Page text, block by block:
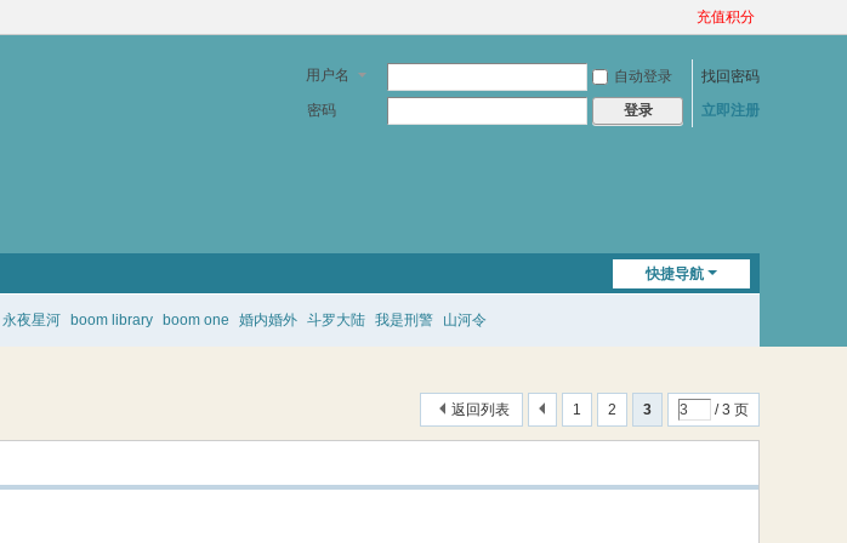
充值积分
用户名 自动登录
找回密码
密码
登录 立即注册
快捷导航
永夜星河 boom library boom one 婚内婚外 斗罗大陆 我是刑警 山河令
1 2 3 / 3 页
返回列表